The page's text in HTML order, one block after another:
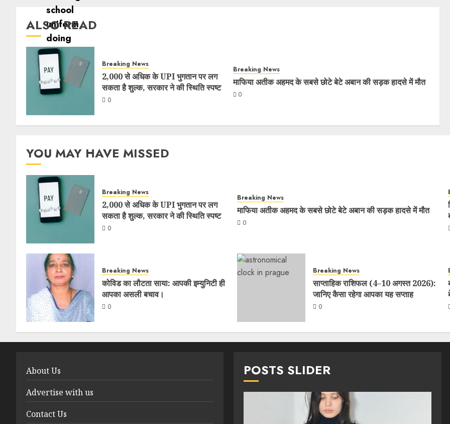
ALSO READ
Breaking News
2,000 से अधिक के UPI भुगतान पर लग
सकता है शुल्क, सरकार ने की स्थिति स्पष्ट
0
Breaking News
माफिया अतीक अहमद के सबसे छोटे बेटे अबान की सड़क हादसे में मौत
0
YOU MAY HAVE MISSED
Breaking News
2,000 से अधिक के UPI भुगतान पर लग
सकता है शुल्क, सरकार ने की स्थिति स्पष्ट
0
Breaking News
माफिया अतीक अहमद के सबसे छोटे बेटे अबान की सड़क हादसे में मौत
0
Breaking News
कोविड का लौटता साया: आपकी इम्युनिटी ही
आपका असली बचाव।
0
Breaking News
साप्ताहिक राशिफल (4–10 अगस्त 2026):
जानिए कैसा रहेगा आपका यह सप्ताह
0
About Us
Advertise with us
Contact Us
POSTS SLIDER